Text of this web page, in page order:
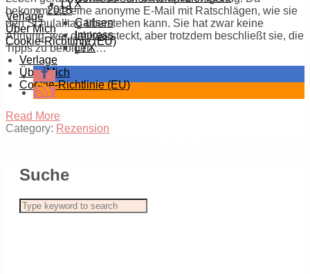
LYX
Verlage
Über Mich
Cookie-Richtlinie (EU)
2018
Carlsen
Impress
LYX
Verlage
Über Mich
Cookie-Richtlinie (EU)
bekommt sie eine anonyme E-Mail mit Ratschlägen, wie sie
den Schulalltag überstehen kann. Sie hat zwar keine
Ahnung, wer dahintersteckt, aber trotzdem beschließt sie, die
Tipps zu befolgen.…
Read More
Category: Rezension
Suche